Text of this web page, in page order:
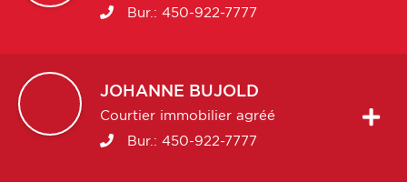
Bur.: 450-922-7777
JOHANNE BUJOLD
Courtier immobilier agréé
Bur.: 450-922-7777